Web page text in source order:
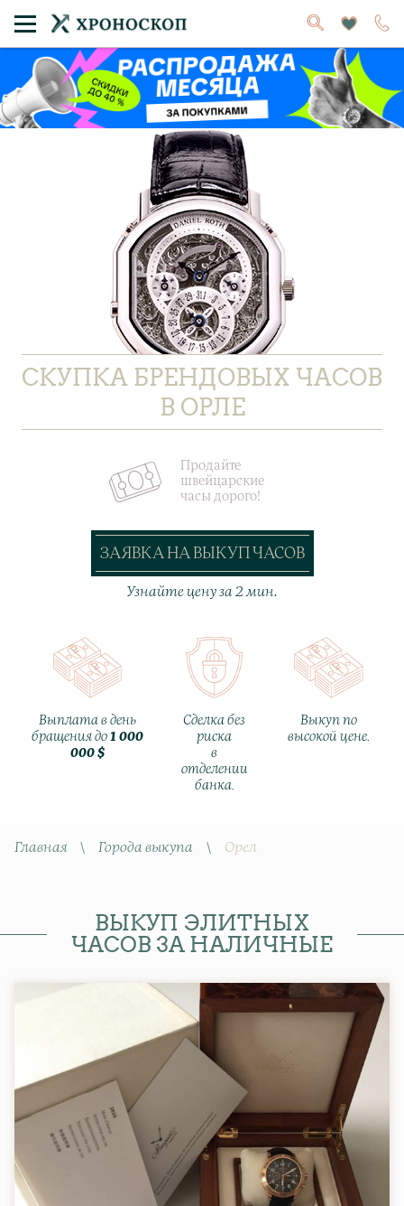
СКУПКА БРЕНДОВЫХ ЧАСОВ
В ОРЛЕ
Продайте
швейцарские
часы дорого!
Узнайте цену за 2 мин.
ЗАЯВКА НА ВЫКУП ЧАСОВ
Выплата в день
бращения до1 000
000 $
Сделка без
риска
в
отделении
банка.
Выкуп по
высокой цене.
Главная \ Города выкупа \ Орел
ВЫКУП ЭЛИТНЫХ
ЧАСОВ ЗА НАЛИЧНЫЕ